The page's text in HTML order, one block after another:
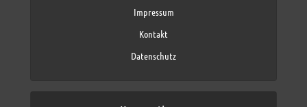
Impressum
Kontakt
Datenschutz